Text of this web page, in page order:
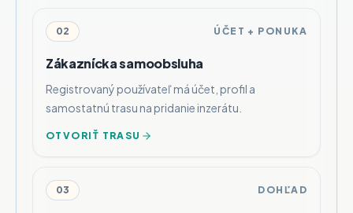
02 ÚČET + PONUKA
Zákaznícka samoobsluha
Registrovaný používateľ má účet, profil a
samostatnú trasu na pridanie inzerátu.
OTVORIŤ TRASU
03 DOHĽAD